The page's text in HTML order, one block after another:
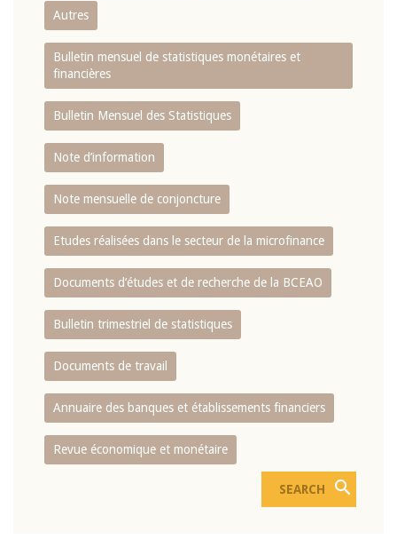
Autres
Bulletin mensuel de statistiques monétaires et
financières
Bulletin Mensuel des Statistiques
Note d’information
Note mensuelle de conjoncture
Etudes réalisées dans le secteur de la microfinance
Documents d’études et de recherche de la BCEAO
Bulletin trimestriel de statistiques
Documents de travail
Annuaire des banques et établissements financiers
Revue économique et monétaire